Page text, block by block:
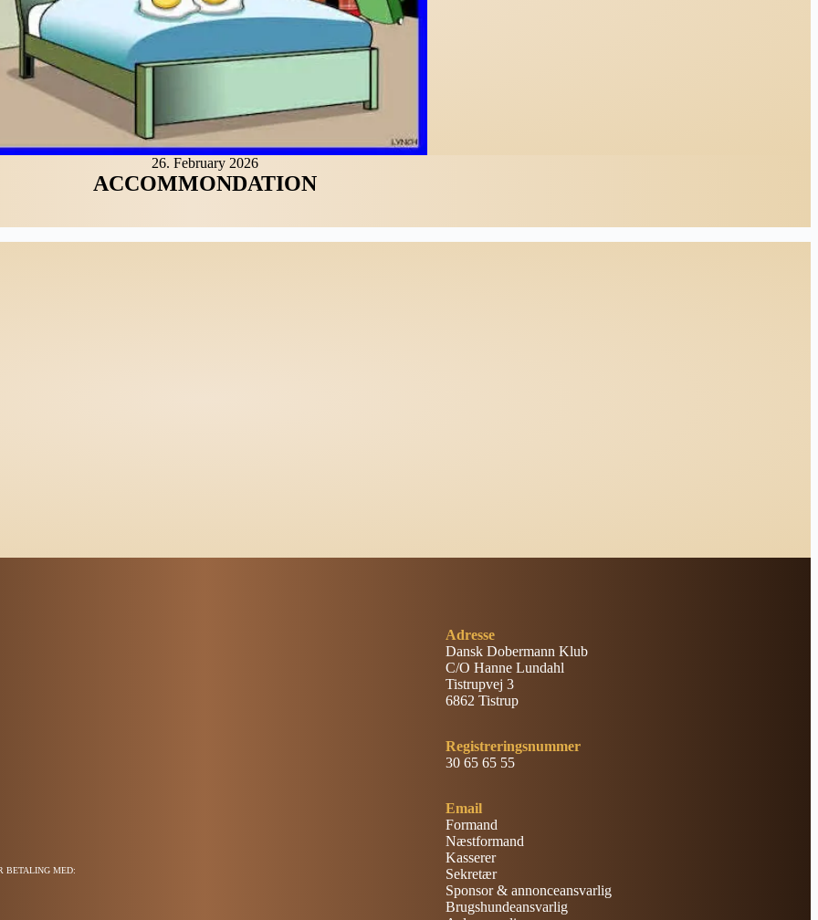
26. February 2026
ACCOMMONDATION
BETALING MED:
Adresse
Dansk Dobermann Klub
C/O Hanne Lundahl
Tistrupvej 3
6862 Tistrup
Registreringsnummer
30 65 65 55
Email
Formand
Næstformand
Kasserer
Sekretær
Sponsor & annonceansvarlig
Brugshundeansvarlig